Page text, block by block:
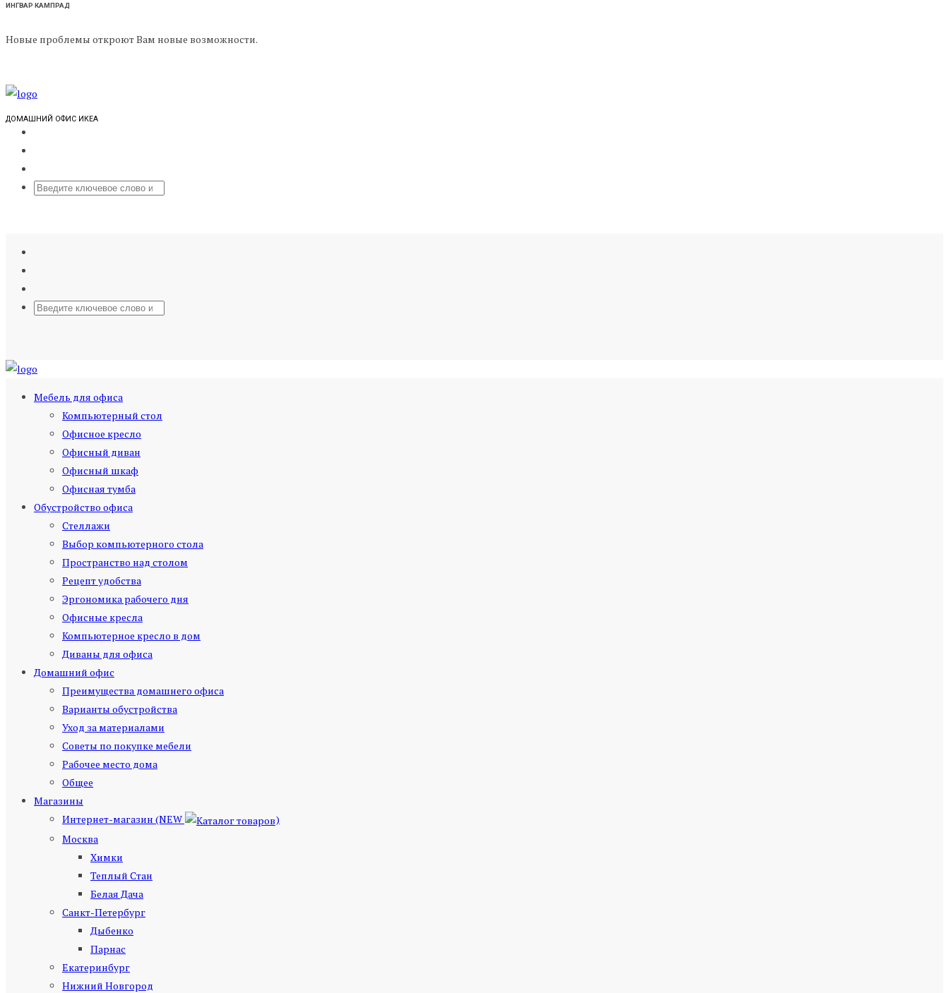
ИНГВАР КАМПРАД
Новые проблемы откроют Вам новые возможности.
ДОМАШНИЙ ОФИС ИКЕА
Мебель для офиса
Компьютерный стол
Офисное кресло
Офисный диван
Офисный шкаф
Офисная тумба
Обустройство офиса
Стеллажи
Выбор компьютерного стола
Пространство над столом
Рецепт удобства
Эргономика рабочего дня
Офисные кресла
Компьютерное кресло в дом
Диваны для офиса
Домашний офис
Преимущества домашнего офиса
Варианты обустройства
Уход за материалами
Советы по покупке мебели
Рабочее место дома
Общее
Магазины
Интернет-магазин (NEW
)
Москва
Химки
Теплый Стан
Белая Дача
Санкт-Петербург
Дыбенко
Парнас
Екатеринбург
Нижний Новгород